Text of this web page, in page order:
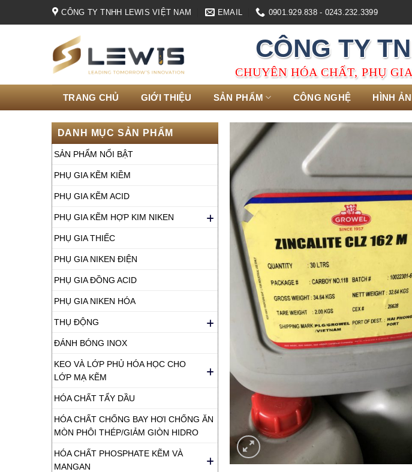
CÔNG TY TNHH LEWIS VIỆT NAM EMAIL 0901.929.838 - 0243.232.3399
CÔNG TY
CHUYÊN HÓA CHẤT, PHỤ
TRANG CHỦ GIỚI THIỆU SẢN PHẨM CÔNG NGHỆ HÌNH
DANH MỤC SẢN PHẨM
SẢN PHẨM NỔI BẬT
PHỤ GIA KẼM KIỀM
PHỤ GIA KẼM ACID
PHỤ GIA KẼM HỢP KIM NIKEN
PHỤ GIA THIẾC
PHỤ GIA NIKEN ĐIỆN
PHỤ GIA ĐỒNG ACID
PHỤ GIA NIKEN HÓA
THỤ ĐỘNG
ĐÁNH BÓNG INOX
KEO VÀ LỚP PHỦ HÓA HỌC CHO
LỚP MẠ KẼM
HÓA CHẤT TẨY DẦU
HÓA CHẤT CHỐNG BAY HƠI CHỐNG ĂN
MÒN PHÔI THÉP/GIẢM GIÒN HIDRO
HÓA CHẤT PHOSPHATE KẼM VÀ
MANGAN